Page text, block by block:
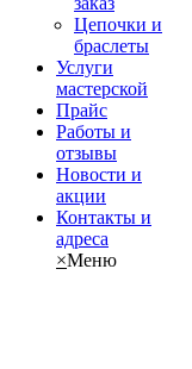
Цепочки и
браслеты
Услуги
мастерской
Прайс
Работы и
отзывы
Новости и
акции
Контакты и
адреса
×Меню